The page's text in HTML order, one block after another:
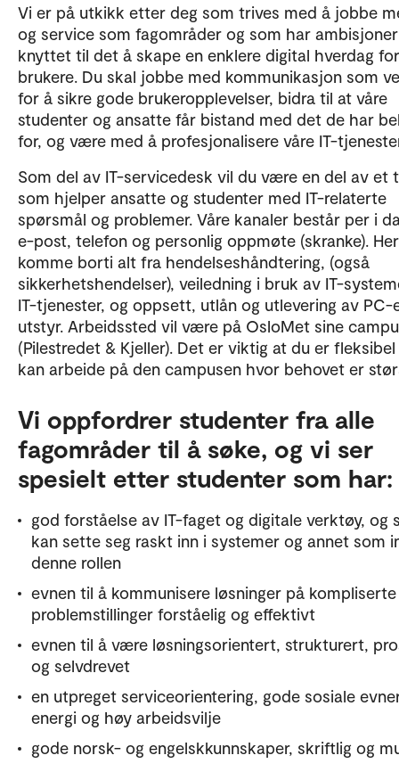
Vi er på utkikk etter deg som trives med å jobbe
og service som fagområder og som har ambisjoner
knyttet til det å skape en enklere digital hverdag for
brukere. Du skal jobbe med kommunikasjon som
for å sikre gode brukeropplevelser, bidra til at våre
studenter og ansatte får bistand med det de har
for, og være med å profesjonalisere våre IT-
Som del av IT-servicedesk vil du være en del av et
som hjelper ansatte og studenter med IT-relaterte
spørsmål og problemer. Våre kanaler består per i
e-post, telefon og personlig oppmøte (skranke).
komme borti alt fra hendelseshåndtering, (også
sikkerhetshendelser), veiledning i bruk av IT-
IT-tjenester, og oppsett, utlån og utlevering av PC-
utstyr. Arbeidssted vil være på OsloMet sine
(Pilestredet & Kjeller). Det er viktig at du er
kan arbeide på den campusen hvor behovet er
Vi oppfordrer studenter fra alle
fagområder til å søke, og vi ser
spesielt etter studenter som har:
god forståelse av IT-faget og digitale verktøy, og
kan sette seg raskt inn i systemer og annet som
denne rollen
evnen til å kommunisere løsninger på kompliserte
problemstillinger forståelig og effektivt
evnen til å være løsningsorientert, strukturert,
og selvdrevet
en utpreget serviceorientering, gode sosiale
energi og høy arbeidsvilje
gode norsk- og engelskkunnskaper, skriftlig og